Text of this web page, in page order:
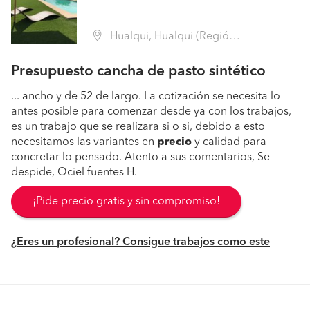
Hualqui, Hualqui (Región VIII Biobío - Concepción)
Presupuesto cancha de pasto sintético
... ancho y de 52 de largo. La cotización se necesita lo
antes posible para comenzar desde ya con los trabajos,
es un trabajo que se realizara si o si, debido a esto
necesitamos las variantes en precio y calidad para
concretar lo pensado. Atento a sus comentarios, Se
despide, Ociel fuentes H.
¡Pide precio gratis y sin compromiso!
¿Eres un profesional? Consigue trabajos como este